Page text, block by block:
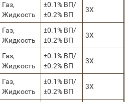
Газ,
Жидкость
±0.1% ВП/
±0.2% ВП
3X
Газ,
Жидкость
±0.1% ВП/
±0.2% ВП
3X
Газ,
Жидкость
±0.1% ВП/
±0.2% ВП
3X
Газ,
Жидкость
±0.1% ВП/
±0.2% ВП
3X